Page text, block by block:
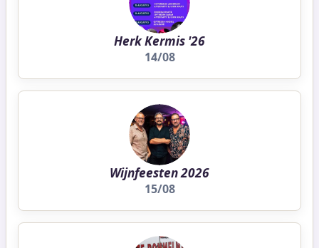
Herk Kermis '26
14/08
Wijnfeesten 2026
15/08